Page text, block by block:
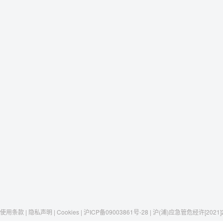
使用条款 | 隐私声明 | Cookies | 沪ICP备09003861号-28 | 沪(浦)应急管危经许